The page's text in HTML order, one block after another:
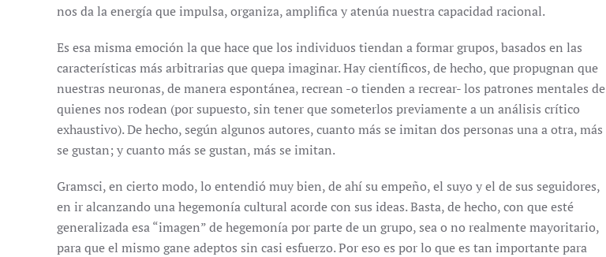
nos da la energía que impulsa, organiza, amplifica y atenúa nuestra capacidad racional.
Es esa misma emoción la que hace que los individuos tiendan a formar grupos, basados en las
características más arbitrarias que quepa imaginar. Hay científicos, de hecho, que propugnan que
nuestras neuronas, de manera espontánea, recrean -o tienden a recrear- los patrones mentales de
quienes nos rodean (por supuesto, sin tener que someterlos previamente a un análisis crítico
exhaustivo). De hecho, según algunos autores, cuanto más se imitan dos personas una a otra, más
se gustan; y cuanto más se gustan, más se imitan.
Gramsci, en cierto modo, lo entendió muy bien, de ahí su empeño, el suyo y el de sus seguidores,
en ir alcanzando una hegemonía cultural acorde con sus ideas. Basta, de hecho, con que esté
generalizada esa “imagen” de hegemonía por parte de un grupo, sea o no realmente mayoritario,
para que el mismo gane adeptos sin casi esfuerzo. Por eso es por lo que es tan importante para